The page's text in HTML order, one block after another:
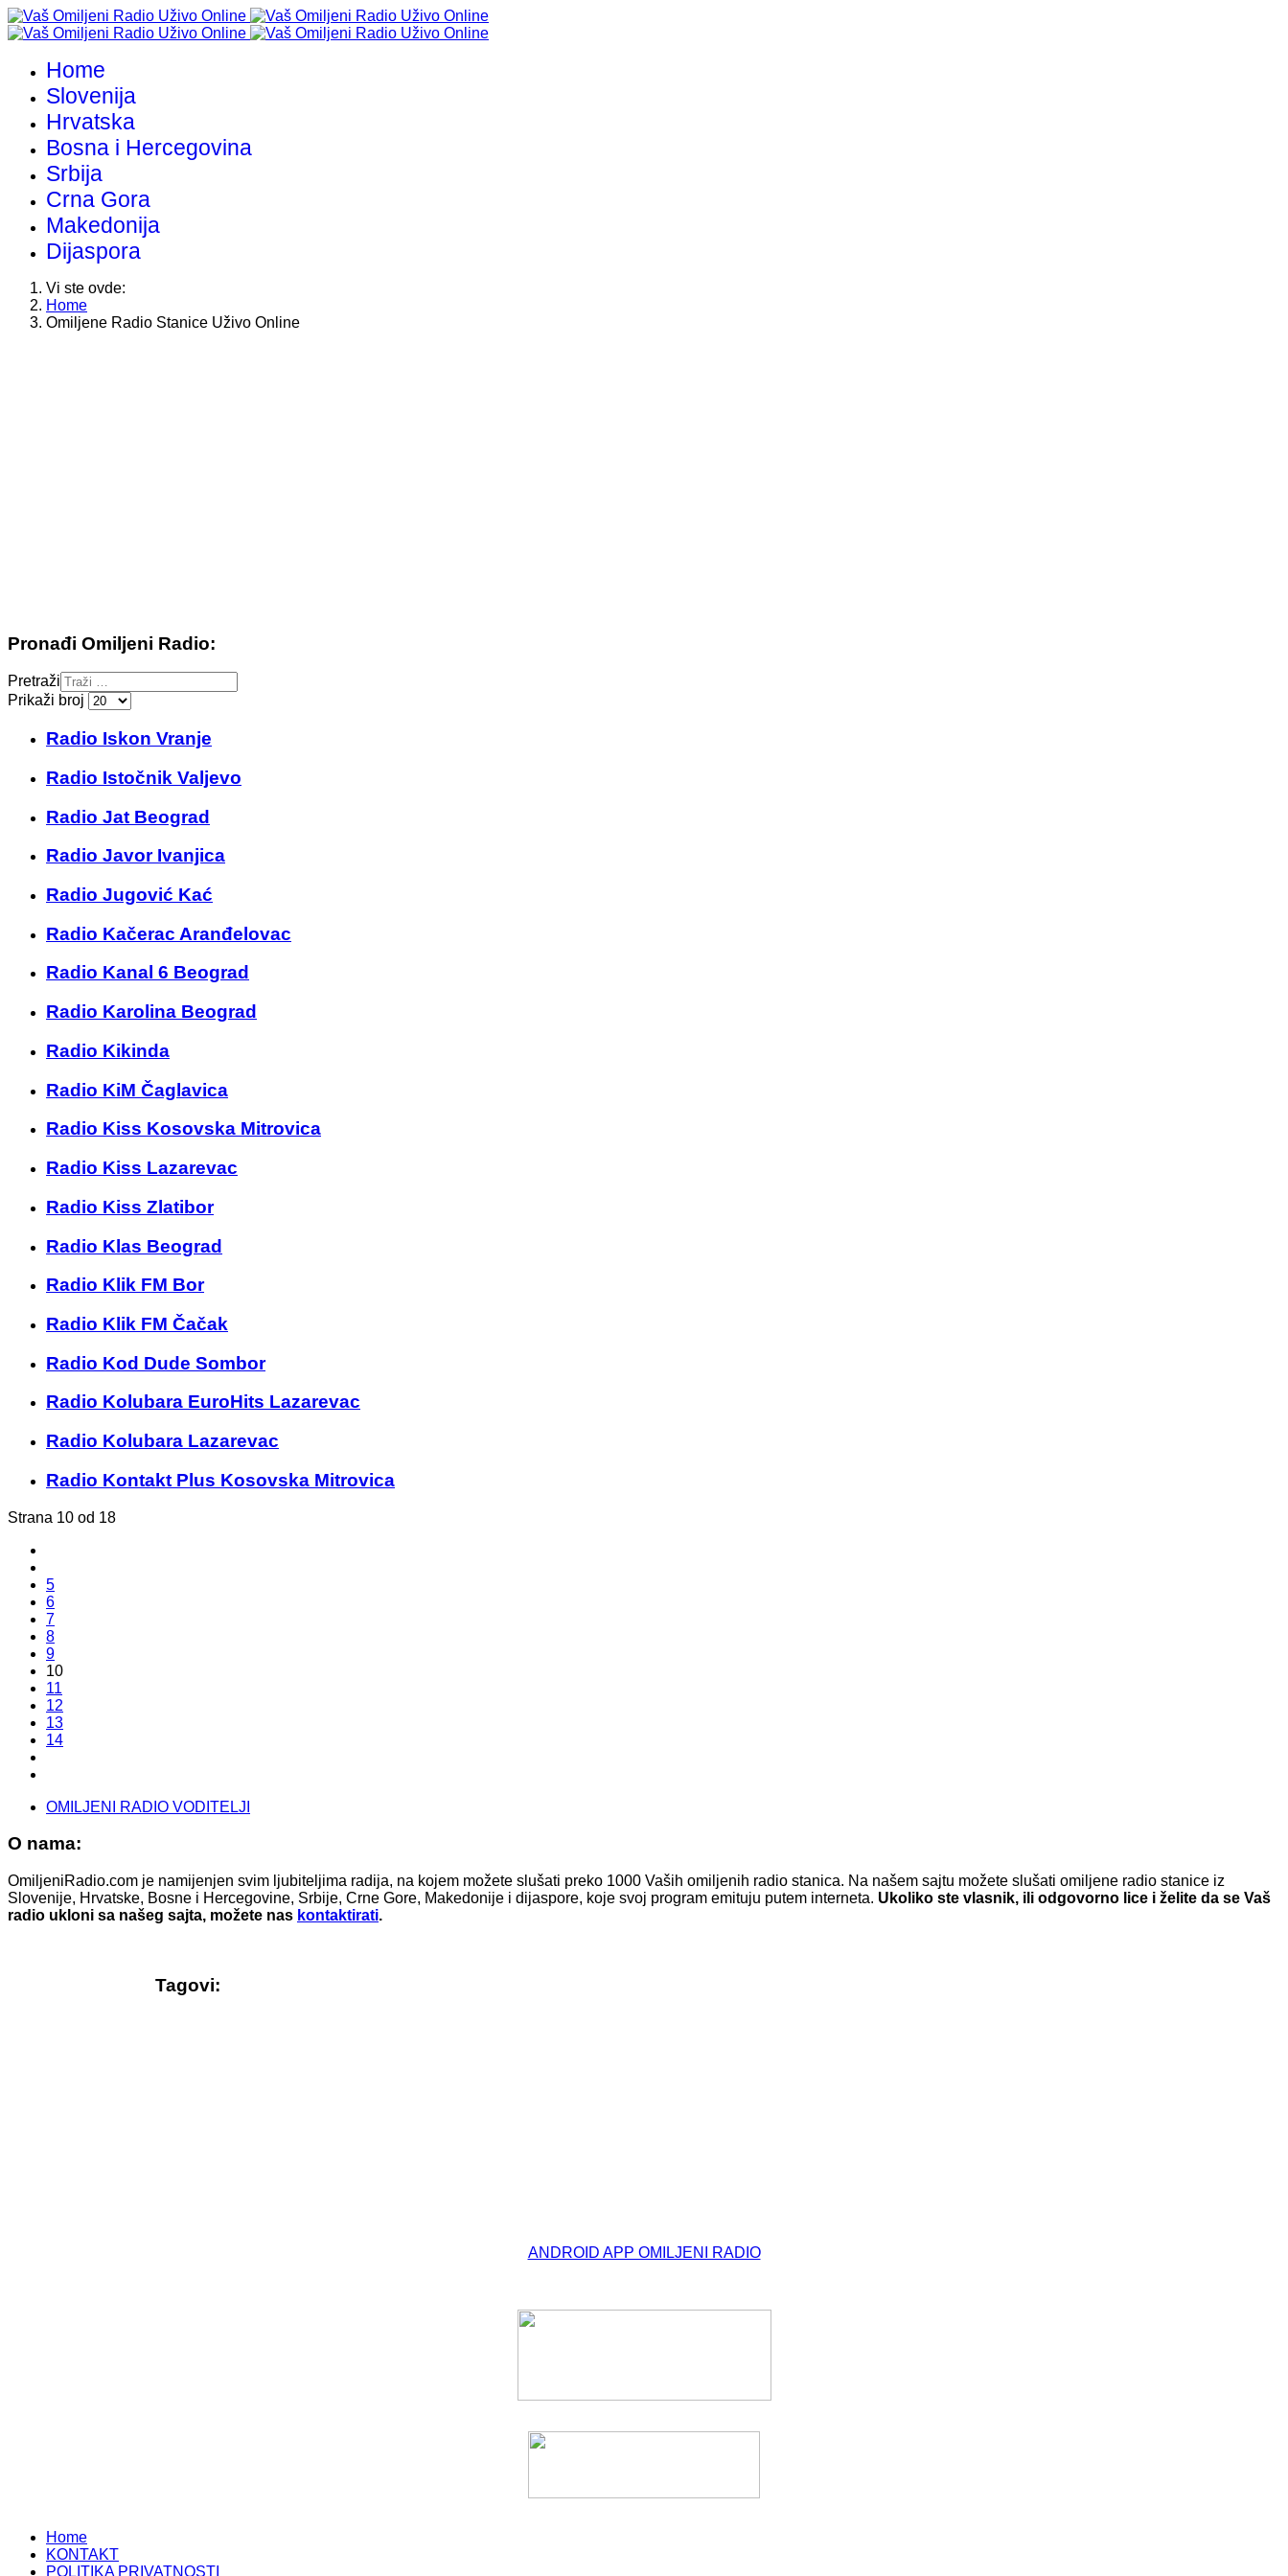
Home
Slovenija
Hrvatska
Bosna i Hercegovina
Srbija
Crna Gora
Makedonija
Dijaspora
Vi ste ovde:
Home
Omiljene Radio Stanice Uživo Online
Pronađi Omiljeni Radio:
Pretraži
Prikaži broj
Radio Iskon Vranje
Radio Istočnik Valjevo
Radio Jat Beograd
Radio Javor Ivanjica
Radio Jugović Kać
Radio Kačerac Aranđelovac
Radio Kanal 6 Beograd
Radio Karolina Beograd
Radio Kikinda
Radio KiM Čaglavica
Radio Kiss Kosovska Mitrovica
Radio Kiss Lazarevac
Radio Kiss Zlatibor
Radio Klas Beograd
Radio Klik FM Bor
Radio Klik FM Čačak
Radio Kod Dude Sombor
Radio Kolubara EuroHits Lazarevac
Radio Kolubara Lazarevac
Radio Kontakt Plus Kosovska Mitrovica
Strana 10 od 18
5
6
7
8
9
10
11
12
13
14
OMILJENI RADIO VODITELJI
O nama:
OmiljeniRadio.com je namijenjen svim ljubiteljima radija, na kojem možete slušati preko 1000 Vaših omiljenih radio stanica. Na našem sajtu možete slušati omiljene radio stanice iz
Slovenije, Hrvatske, Bosne i Hercegovine, Srbije, Crne Gore, Makedonije i dijaspore, koje svoj program emituju putem interneta. Ukoliko ste vlasnik, ili odgovorno lice i želite da se Vaš
radio ukloni sa našeg sajta, možete nas kontaktirati.
Tagovi:
ANDROID APP OMILJENI RADIO
Home
KONTAKT
POLITIKA PRIVATNOSTI